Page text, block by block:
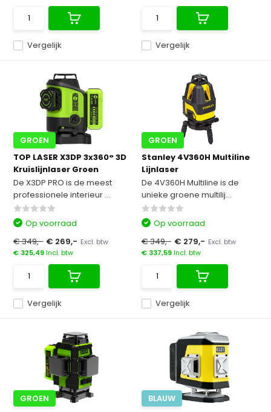
Vergelijk Vergelijk
GROEN
TOP LASER X3DP 3x360° 3D
Kruislijnlaser Groen
De X3DP PRO is de meest
professionele interieur ...
Vergelijk
Op voorraad
€ 349,- € 269,- Excl. btw
€ 325,49Incl. btw
GROEN
Stanley 4V360H Multiline
Lijnlaser
De 4V360H Multiline is de
unieke groene multilij...
Vergelijk
Op voorraad
€ 349,- € 279,- Excl. btw
€ 337,59Incl. btw
GROEN
BLAUW